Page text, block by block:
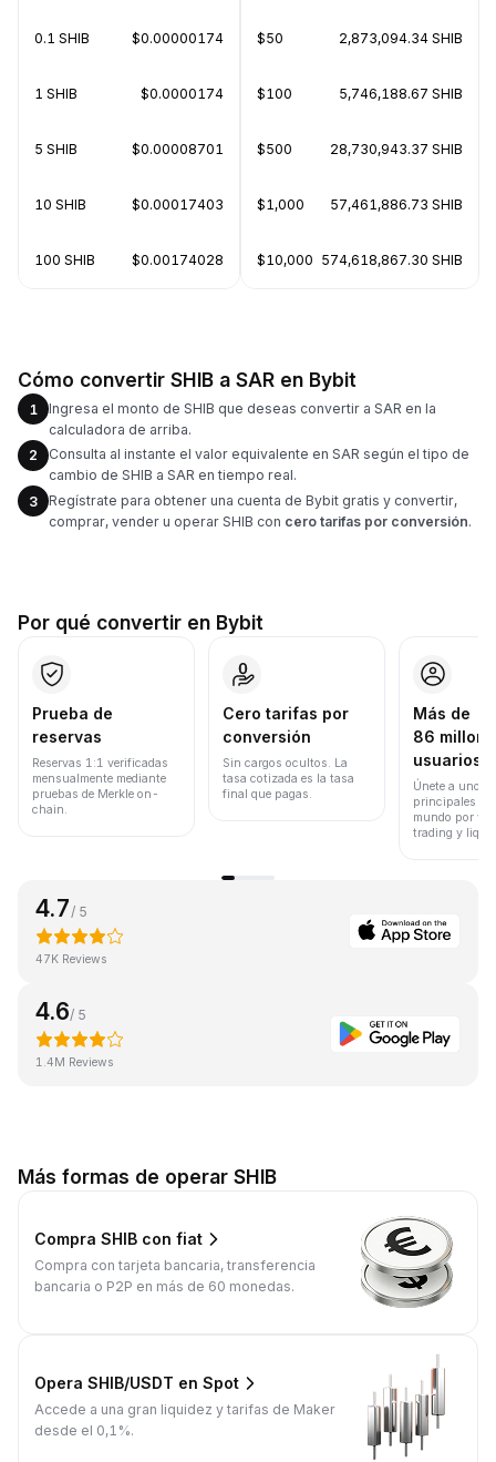
0.1 SHIB $0.00000174
1 SHIB $0.0000174
5 SHIB $0.00008701
10 SHIB $0.00017403
100 SHIB $0.00174028
$50 2,873,094.34 SHIB
$100 5,746,188.67 SHIB
$500 28,730,943.37 SHIB
$1,000 57,461,886.73 SHIB
$10,000 574,618,867.30 SHIB
Cómo convertir SHIB a SAR en Bybit
1
Ingresa el monto de SHIB que deseas convertir a SAR en la
calculadora de arriba.
2
Consulta al instante el valor equivalente en SAR según el tipo de
cambio de SHIB a SAR en tiempo real.
3
Regístrate para obtener una cuenta de Bybit gratis y convertir,
comprar, vender u operar SHIB con cero tarifas por conversión.
Por qué convertir en Bybit
Prueba de
reservas
Reservas 1:1 verificadas
mensualmente mediante
pruebas de Merkle on-
chain.
Cero tarifas por
conversión
Sin cargos ocultos. La
tasa cotizada es la tasa
final que pagas.
Más de
86
usuarios
Únete a uno
principales
mundo por
trading y
4.7 / 5
47K Reviews
4.6/ 5
1.4M Reviews
Más formas de operar SHIB
Compra SHIB con fiat
Compra con tarjeta bancaria, transferencia
bancaria o P2P en más de 60 monedas.
Opera SHIB/USDT en Spot
Accede a una gran liquidez y tarifas de Maker
desde el 0,1%.